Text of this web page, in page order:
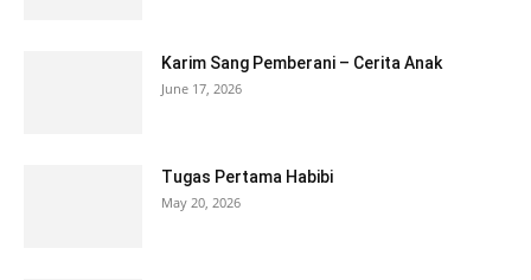
Karim Sang Pemberani – Cerita Anak
June 17, 2026
Tugas Pertama Habibi
May 20, 2026